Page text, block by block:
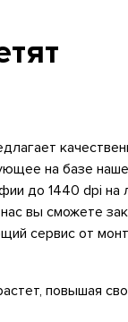
на базе
до 1440 dpi
вы сможете
сервис от
повышая